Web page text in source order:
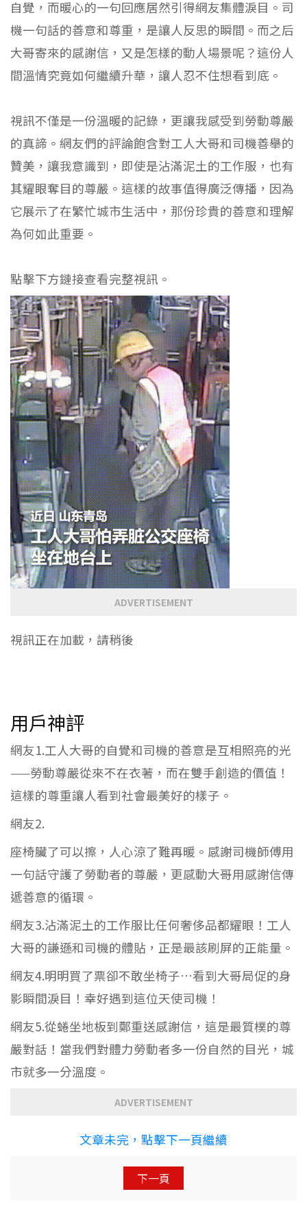
自覺，而暖心的一句回應居然引得網友集體淚目。司
機一句話的善意和尊重，是讓人反思的瞬間。而之后
大哥寄來的感謝信，又是怎樣的動人場景呢？這份人
間溫情究竟如何繼續升華，讓人忍不住想看到底。
視訊不僅是一份溫暖的記錄，更讓我感受到勞動尊嚴
的真諦。網友們的評論飽含對工人大哥和司機善舉的
贊美，讓我意識到，即使是沾滿泥土的工作服，也有
其耀眼奪目的尊嚴。這樣的故事值得廣泛傳播，因為
它展示了在繁忙城市生活中，那份珍貴的善意和理解
為何如此重要。
點擊下方鏈接查看完整視訊。
ADVERTISEMENT
視訊正在加載，請稍後
用戶神評
網友1.工人大哥的自覺和司機的善意是互相照亮的光
——勞動尊嚴從來不在衣著，而在雙手創造的價值！
這樣的尊重讓人看到社會最美好的樣子。
網友2.
座椅臟了可以擦，人心涼了難再暖。感謝司機師傅用
一句話守護了勞動者的尊嚴，更感動大哥用感謝信傳
遞善意的循環。
網友3.沾滿泥土的工作服比任何奢侈品都耀眼！工人
大哥的謙遜和司機的體貼，正是最該刷屏的正能量。
網友4.明明買了票卻不敢坐椅子…看到大哥局促的身
影瞬間淚目！幸好遇到這位天使司機！
網友5.從蜷坐地板到鄭重送感謝信，這是最質樸的尊
嚴對話！當我們對體力勞動者多一份自然的目光，城
市就多一分溫度。
ADVERTISEMENT
文章未完，點擊下一頁繼續
下一頁